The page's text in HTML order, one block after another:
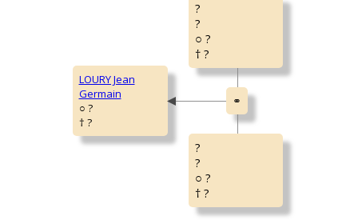
LOURY Jean
Germain
○ ?
† ?
?
?
○ ?
† ?
?
?
○ ?
† ?